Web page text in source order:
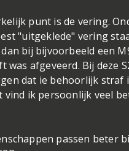
punt is de vering.
"uitgeklede" vering
bij bijvoorbeeld een
was afgeveerd. Bij deze
dat ie behoorlijk straf
vind ik persoonlijk veel
passen beter